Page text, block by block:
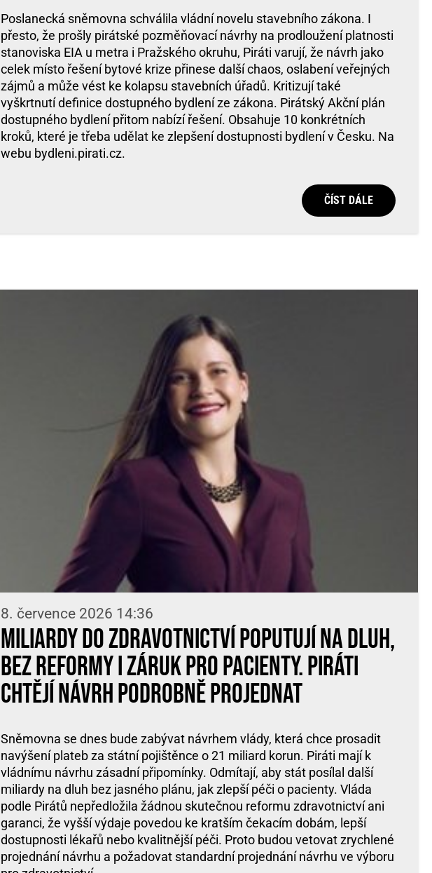
Poslanecká sněmovna schválila vládní novelu stavebního zákona. I
přesto, že prošly pirátské pozměňovací návrhy na prodloužení platnosti
stanoviska EIA u metra i Pražského okruhu, Piráti varují, že návrh jako
celek místo řešení bytové krize přinese další chaos, oslabení veřejných
zájmů a může vést ke kolapsu stavebních úřadů. Kritizují také
vyškrtnutí definice dostupného bydlení ze zákona. Pirátský Akční plán
dostupného bydlení přitom nabízí řešení. Obsahuje 10 konkrétních
kroků, které je třeba udělat ke zlepšení dostupnosti bydlení v Česku. Na
webu bydleni.pirati.cz.
ČÍST DÁLE
8. července 2026 14:36
Miliardy do zdravotnictví poputují na dluh,
bez reformy i záruk pro pacienty. Piráti
chtějí návrh podrobně projednat
Sněmovna se dnes bude zabývat návrhem vlády, která chce prosadit
navýšení plateb za státní pojištěnce o 21 miliard korun. Piráti mají k
vládnímu návrhu zásadní připomínky. Odmítají, aby stát posílal další
miliardy na dluh bez jasného plánu, jak zlepší péči o pacienty. Vláda
podle Pirátů nepředložila žádnou skutečnou reformu zdravotnictví ani
garanci, že vyšší výdaje povedou ke kratším čekacím dobám, lepší
dostupnosti lékařů nebo kvalitnější péči. Proto budou vetovat zrychlené
projednání návrhu a požadovat standardní projednání návrhu ve výboru